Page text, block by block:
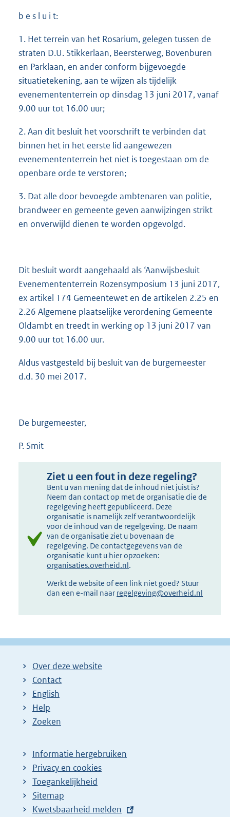
b e s l u i t:
1. Het terrein van het Rosarium, gelegen tussen de
straten D.U. Stikkerlaan, Beersterweg, Bovenburen
en Parklaan, en ander conform bijgevoegde
situatietekening, aan te wijzen als tijdelijk
evenemententerrein op dinsdag 13 juni 2017, vanaf
9.00 uur tot 16.00 uur;
2. Aan dit besluit het voorschrift te verbinden dat
binnen het in het eerste lid aangewezen
evenemententerrein het niet is toegestaan om de
openbare orde te verstoren;
3. Dat alle door bevoegde ambtenaren van politie,
brandweer en gemeente geven aanwijzingen strikt
en onverwijld dienen te worden opgevolgd.
Dit besluit wordt aangehaald als ‘Aanwijsbesluit
Evenemententerrein Rozensymposium 13 juni 2017,
ex artikel 174 Gemeentewet en de artikelen 2.25 en
2.26 Algemene plaatselijke verordening Gemeente
Oldambt en treedt in werking op 13 juni 2017 van
9.00 uur tot 16.00 uur.
Aldus vastgesteld bij besluit van de burgemeester
d.d. 30 mei 2017.
De burgemeester,
P. Smit
Ziet u een fout in deze regeling?
Bent u van mening dat de inhoud niet juist is?
Neem dan contact op met de organisatie die de
regelgeving heeft gepubliceerd. Deze
organisatie is namelijk zelf verantwoordelijk
voor de inhoud van de regelgeving. De naam
van de organisatie ziet u bovenaan de
regelgeving. De contactgegevens van de
organisatie kunt u hier opzoeken:
organisaties.overheid.nl.
Werkt de website of een link niet goed? Stuur
dan een e-mail naar regelgeving@overheid.nl
Over deze website
Contact
English
Help
Zoeken
Informatie hergebruiken
Privacy en cookies
Toegankelijkheid
Sitemap
E
Kwetsbaarheid melden